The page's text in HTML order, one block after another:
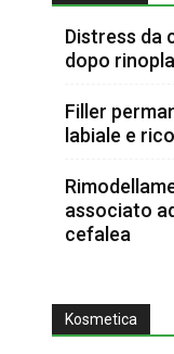
Distress da
dopo
Filler
labiale e
associato
cefalea
Kosmetica